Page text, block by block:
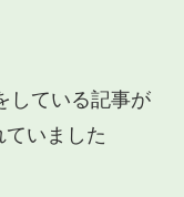
している記事が
いました